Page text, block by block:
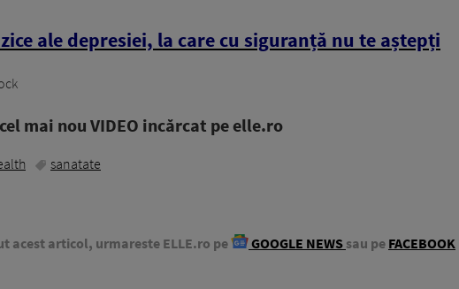
ale depresiei, la care cu siguranță nu te aștepți
mai nou VIDEO incărcat pe elle.ro
sanatate
acest articol, urmareste ELLE.ro pe GOOGLE NEWS sau pe FACEBOOK